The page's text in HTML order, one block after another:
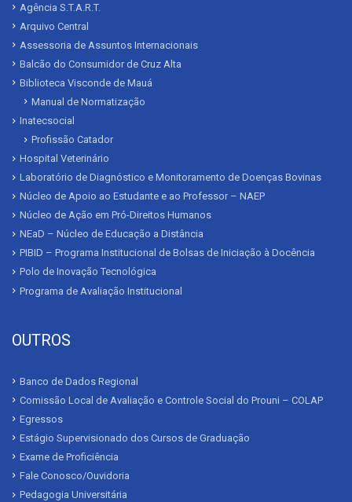
Agência S.T.A.R.T.
Arquivo Central
Assessoria de Assuntos Internacionais
Balcão do Consumidor de Cruz Alta
Biblioteca Visconde de Mauá
Manual de Normatização
Inatecsocial
Profissão Catador
Hospital Veterinário
Laboratório de Diagnóstico e Monitoramento de Doenças Bovinas
Núcleo de Apoio ao Estudante e ao Professor – NAEP
Núcleo de Ação em Pró-Direitos Humanos
NEaD – Núcleo de Educação a Distância
PIBID – Programa Institucional de Bolsas de Iniciação à Docência
Polo de Inovação Tecnológica
Programa de Avaliação Institucional
OUTROS
Banco de Dados Regional
Comissão Local de Avaliação e Controle Social do Prouni – COLAP
Egressos
Estágio Supervisionado dos Cursos de Graduação
Exame de Proficiência
Fale Conosco/Ouvidoria
Pedagogia Universitária